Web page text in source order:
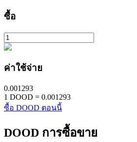
พันธมิตร Bitrue
มากถึง 65% คอมมิชชั่น!
ซื้อ
ค่าใช้จ่าย
0.001293
1 DOOD = 0.001293
ซื้อ DOOD ตอนนี้
DOOD การซื้อขาย